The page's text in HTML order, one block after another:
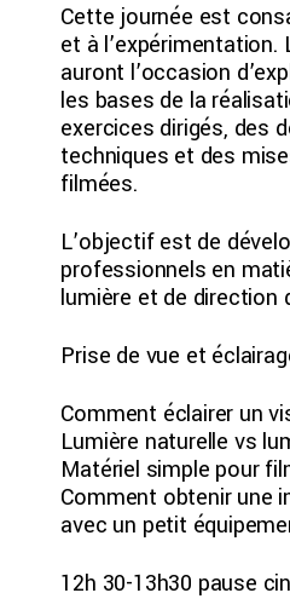
Cette journée est
et à
auront l’occasion
les bases de la
exercices dirigés, des
techniques et des
filmées.
L’objectif est de
professionnels en
lumière et de direction
Prise de vue et
Comment éclairer un
Lumière naturelle vs
Matériel simple pour
Comment obtenir une
avec un petit
12h 30-13h30 pause